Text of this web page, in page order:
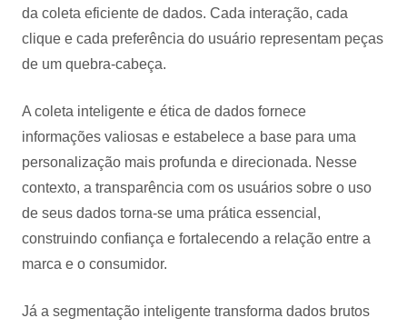
da coleta eficiente de dados. Cada interação, cada
clique e cada preferência do usuário representam peças
de um quebra-cabeça.
A coleta inteligente e ética de dados fornece
informações valiosas e estabelece a base para uma
personalização mais profunda e direcionada. Nesse
contexto, a transparência com os usuários sobre o uso
de seus dados torna-se uma prática essencial,
construindo confiança e fortalecendo a relação entre a
marca e o consumidor.
Já a segmentação inteligente transforma dados brutos